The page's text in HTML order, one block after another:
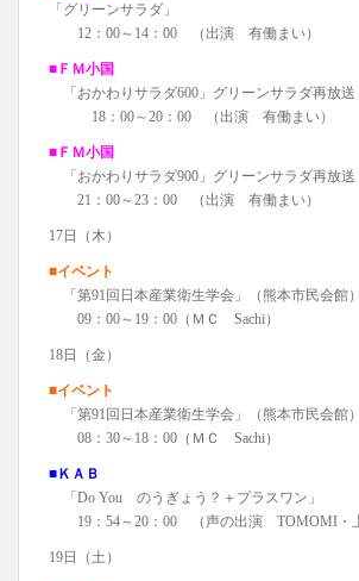
「グリーンサラダ」
12：00～14：00 （出演 有働まい）
■ＦＭ小国
「おかわりサラダ600」グリーンサラダ再放送
18：00～20：00 （出演 有働まい）
■ＦＭ小国
「おかわりサラダ900」グリーンサラダ再放送
21：00～23：00 （出演 有働まい）
17日（木）
■イベント
「第91回日本産業衛生学会」（熊本市民会館）
09：00～19：00（ＭＣ Sachi）
18日（金）
■イベント
「第91回日本産業衛生学会」（熊本市民会館）
08：30～18：00（ＭＣ Sachi）
■ＫＡＢ
「Do You のうぎょう？＋プラスワン」
19：54～20：00 （声の出演 TOMOMI・上
19日（土）